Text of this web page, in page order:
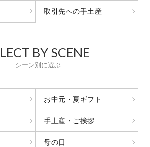
取引先への手土産
BY SCENE
- シーン別に選ぶ -
お中元・夏ギフト
手土産・ご挨拶
母の日